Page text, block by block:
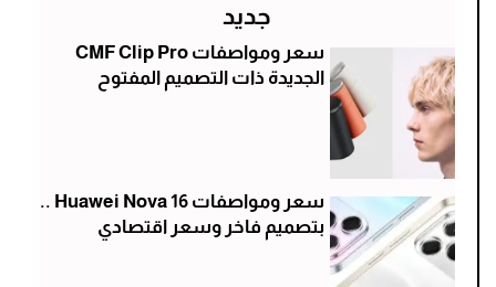
جديد
سعر ومواصفات CMF Clip Pro
الجديدة ذات التصميم المفتوح
سعر ومواصفات Huawei Nova 16 ..
بتصميم فاخر وسعر اقتصادي